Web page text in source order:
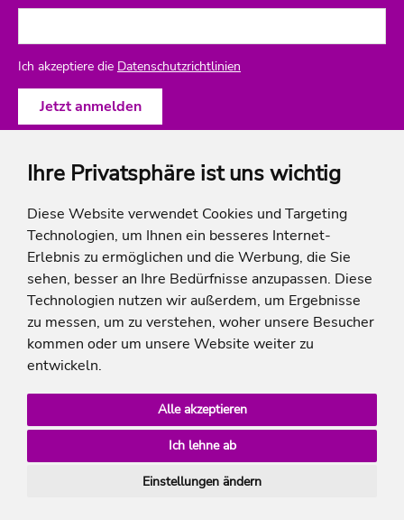
Ihre Privatsphäre ist uns wichtig
Diese Website verwendet Cookies und Targeting
Technologien, um Ihnen ein besseres Internet-
Erlebnis zu ermöglichen und die Werbung, die Sie
sehen, besser an Ihre Bedürfnisse anzupassen. Diese
Technologien nutzen wir außerdem, um Ergebnisse
zu messen, um zu verstehen, woher unsere Besucher
kommen oder um unsere Website weiter zu
entwickeln.
Alle akzeptieren
Ich lehne ab
Einstellungen ändern
Ich akzeptiere die Datenschutzrichtlinien
ich-will-familienurlaub
Rechtliches
auf die Summe der Preise der Einzelleistungen.